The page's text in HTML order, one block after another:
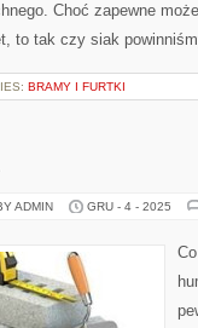
Choć zapewne
to tak czy siak
BRAMY I FURTKI
ADMIN GRU - 4 - 2025